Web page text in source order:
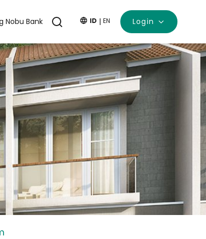
Nobu Bank ID | EN Login